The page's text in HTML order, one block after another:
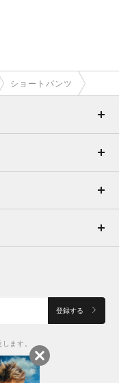
ショートパンツ
登録する
ます。